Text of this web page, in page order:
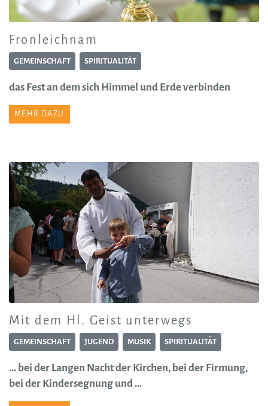
Fronleichnam
GEMEINSCHAFT SPIRITUALITÄT
das Fest an dem sich Himmel und Erde verbinden
MEHR DAZU
Mit dem Hl. Geist unterwegs
GEMEINSCHAFT JUGEND MUSIK SPIRITUALITÄT
... bei der Langen Nacht der Kirchen, bei der Firmung,
bei der Kindersegnung und ...